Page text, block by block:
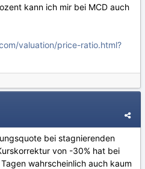
kann ich mir bei MCD auch
valuation/price-ratio.html?
bei stagnierenden
von -30% hat bei
wahrscheinlich auch kaum